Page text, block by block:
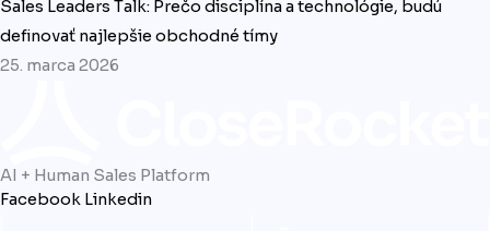
Sales Leaders Talk: Prečo disciplína a technológie, budú
definovať najlepšie obchodné tímy
25. marca 2026
AI + Human Sales Platform
Facebook Linkedin